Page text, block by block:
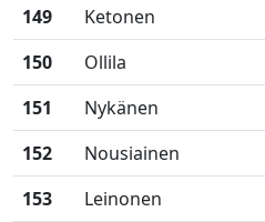
149
Ketonen
150
Ollila
151
Nykänen
152
Nousiainen
153
Leinonen